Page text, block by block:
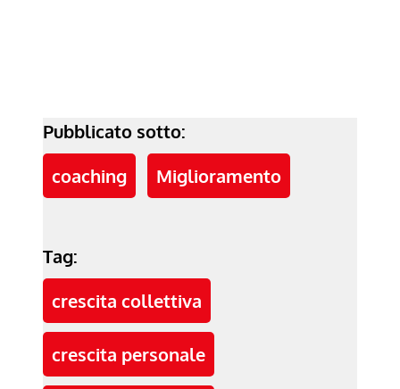
Pubblicato sotto:
coaching
Miglioramento
Tag:
crescita collettiva
crescita personale